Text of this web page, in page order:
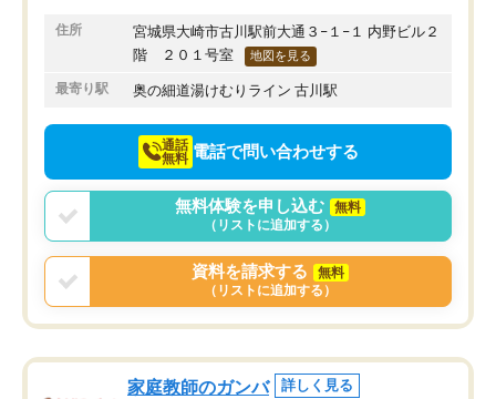
住所
宮城県大崎市古川駅前大通３−１−１ 内野ビル２
階 ２０１号室
地図を見る
最寄り駅 奥の細道湯けむりライン 古川駅
通話
無料 電話で問い合わせする
無料体験を申し込む
無料
（リストに追加する）
資料を請求する
無料
（リストに追加する）
家庭教師のガンバ 詳しく見る